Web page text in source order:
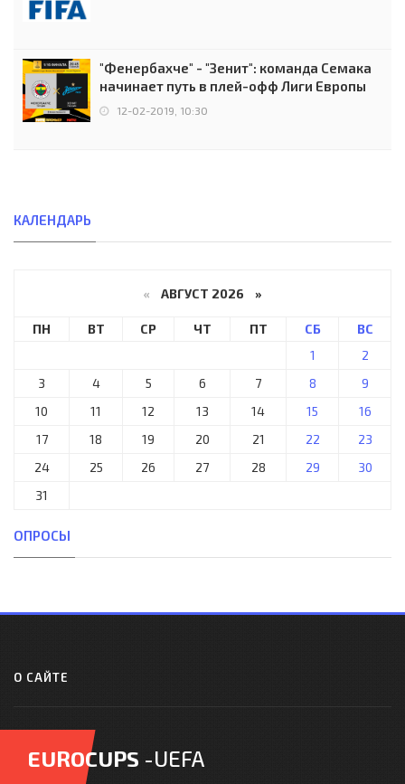
"Фенербахче" - "Зенит": команда Семака
начинает путь в плей-офф Лиги Европы
12-02-2019, 10:30
КАЛЕНДАРЬ
« АВГУСТ 2026 »
ПН ВТ СР ЧТ ПТ СБ
ВС
1
2
3
4 5 6 7 8
9
10
11 12 13 14 15
16
17
18 19 20 21 22
23
24
25 26 27 28 29
30
31
ОПРОСЫ
О САЙТЕ
EUROCUPS -UEFA